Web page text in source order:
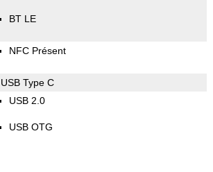
BT LE
NFC Présent
USB Type C
USB 2.0
USB OTG